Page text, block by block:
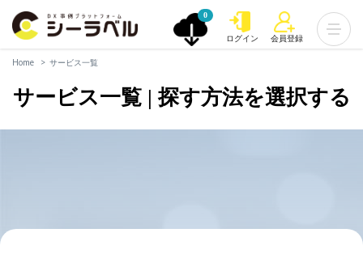
0
ログイン 会員登録
Home サービス一覧
サービス一覧 | 探す方法を選択する